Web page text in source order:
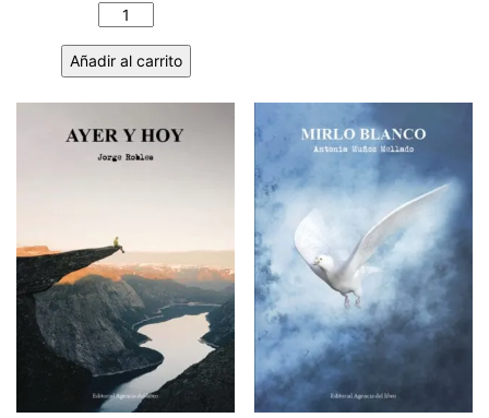
EXTRACTOS
UNA
IDEAS.
CERVIGÓN
cantidad
Añadir al carrito